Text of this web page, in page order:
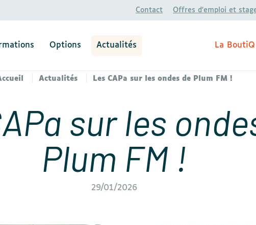
Contact Offres d’emploi et
Options Actualités La BoutiQ
Actualités Les CAPa sur les ondes de Plum FM !
sur les
Plum FM !
29/01/2026